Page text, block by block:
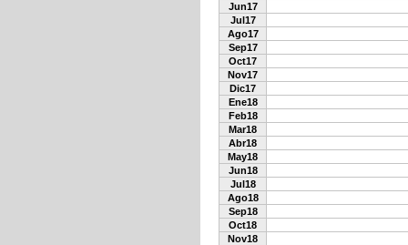
Jun17
Jul17
Ago17
Sep17
Oct17
Nov17
Dic17
Ene18
Feb18
Mar18
Abr18
May18
Jun18
Jul18
Ago18
Sep18
Oct18
Nov18